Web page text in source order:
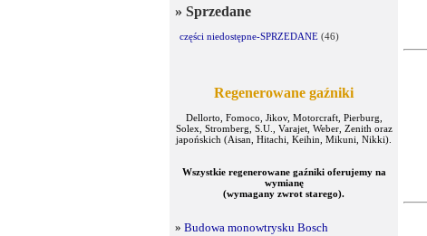
» Sprzedane
części niedostępne-SPRZEDANE (46)
Regenerowane gaźniki
Dellorto, Fomoco, Jikov, Motorcraft, Pierburg,
Solex, Stromberg, S.U., Varajet, Weber, Zenith oraz
japońskich (Aisan, Hitachi, Keihin, Mikuni, Nikki).
Wszystkie regenerowane gaźniki oferujemy na
wymianę
(wymagany zwrot starego).
» Budowa monowtrysku Bosch